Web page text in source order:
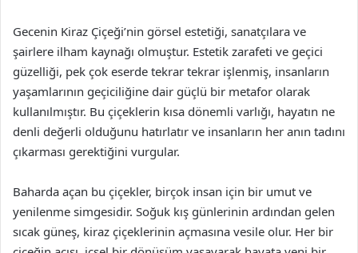
Gecenin Kiraz Çiçeği’nin görsel estetiği, sanatçılara ve
şairlere ilham kaynağı olmuştur. Estetik zarafeti ve geçici
güzelliği, pek çok eserde tekrar tekrar işlenmiş, insanların
yaşamlarının geçiciliğine dair güçlü bir metafor olarak
kullanılmıştır. Bu çiçeklerin kısa dönemli varlığı, hayatın ne
denli değerli olduğunu hatırlatır ve insanların her anın tadını
çıkarması gerektiğini vurgular.
Baharda açan bu çiçekler, birçok insan için bir umut ve
yenilenme simgesidir. Soğuk kış günlerinin ardından gelen
sıcak güneş, kiraz çiçeklerinin açmasına vesile olur. Her bir